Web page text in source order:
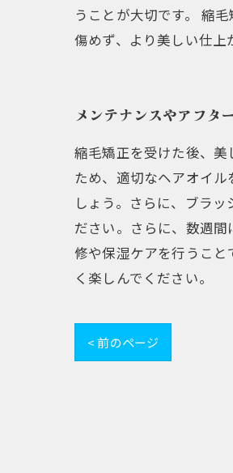
うことが大切です。 縮
傷めず、より美しい仕上
メンテナンスやアフタ
縮毛矯正を受けた後、
ため、適切なヘアオイ
しょう。さらに、ブラ
ださい。さらに、数週
修や保湿ケアを行うこ
く楽しんでください。
< 前のページ